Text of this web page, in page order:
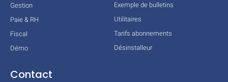
Gestion
Paie & RH
Fiscal
Démo
Exemple de bulletins
Utilitaires
Tarifs abonnements
Désinstalleur
Contact